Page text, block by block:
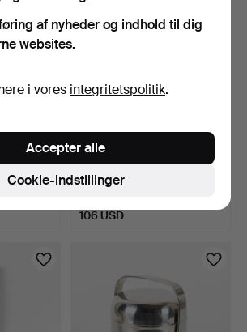
PAR BLÆKHUSE,
"Equestrian style", England,
…
5 dage
106 USD
af nyheder og indhold til dig
websites.
i vores integritetspolitik.
Cookie-indstillinger
Accepter alle